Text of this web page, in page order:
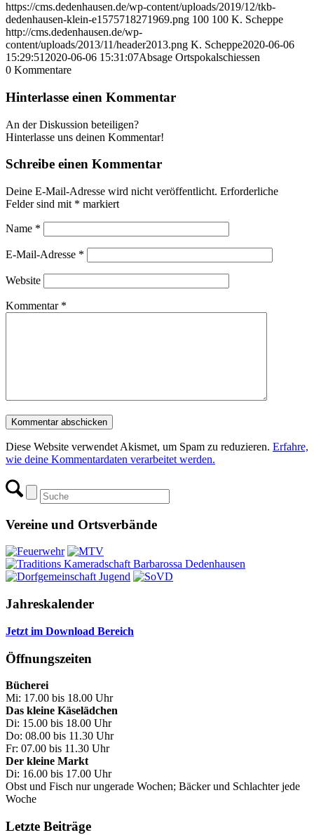
https://cms.dedenhausen.de/wp-content/uploads/2019/12/tkb-
dedenhausen-klein-e1575718271969.png 100 100 K. Scheppe
http://cms.dedenhausen.de/wp-
content/uploads/2013/11/header2013.png K. Scheppe2020-06-06
15:29:51 2020-06-06 15:31:07Absage Ortspokalschiessen
0 Kommentare
Hinterlasse einen Kommentar
An der Diskussion beteiligen?
Hinterlasse uns deinen Kommentar!
Schreibe einen Kommentar
Deine E-Mail-Adresse wird nicht veröffentlicht. Erforderliche
Felder sind mit * markiert
Name *
E-Mail-Adresse *
Website
Kommentar *
Diese Website verwendet Akismet, um Spam zu reduzieren. Erfahre,
wie deine Kommentardaten verarbeitet werden.
Vereine und Ortsverbände
Jahreskalender
Jetzt im Download Bereich
Öffnungszeiten
Bücherei
Mi: 17.00 bis 18.00 Uhr
Das kleine Käselädchen
Di: 15.00 bis 18.00 Uhr
Do: 08.00 bis 11.30 Uhr
Fr: 07.00 bis 11.30 Uhr
Der kleine Markt
Di: 16.00 bis 17.00 Uhr
Obst und Fisch nur ungerade Wochen; Bäcker und Schlachter jede
Woche
Letzte Beiträge